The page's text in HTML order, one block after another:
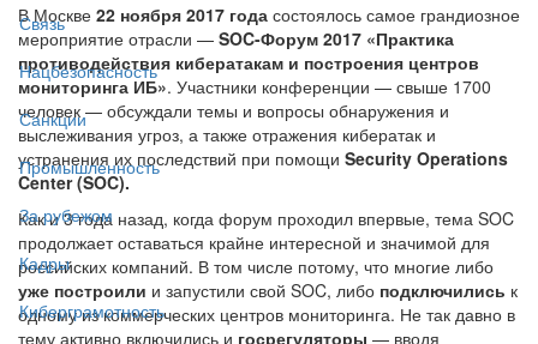
Связь
Нацбезопасность
Санкции
Промышленность
За рубежом
Кадры
Киберграмотность
В Москве 22 ноября 2017 года состоялось самое грандиозное
мероприятие отрасли — SOC-Форум 2017 «Практика
противодействия кибератакам и построения центров
мониторинга ИБ». Участники конференции — свыше 1700
человек — обсуждали темы и вопросы обнаружения и
выслеживания угроз, а также отражения кибератак и
устранения их последствий при помощи Security Operations
Center (SOC).
Как и 3 года назад, когда форум проходил впервые, тема SOC
продолжает оставаться крайне интересной и значимой для
российских компаний. В том числе потому, что многие либо
уже построили и запустили свой SOC, либо подключились к
одному из коммерческих центров мониторинга. Не так давно в
тему активно включились и госрегуляторы — вводя